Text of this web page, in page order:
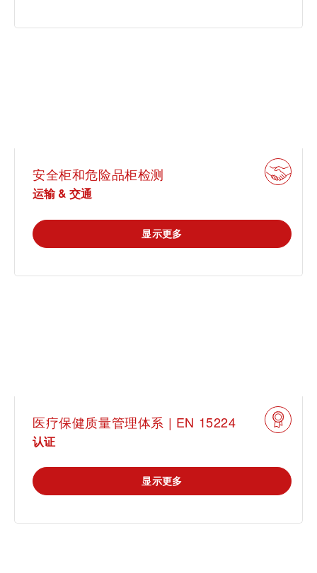
安全柜和危险品柜检测
运输 & 交通
显示更多
医疗保健质量管理体系 | EN 15224
认证
显示更多